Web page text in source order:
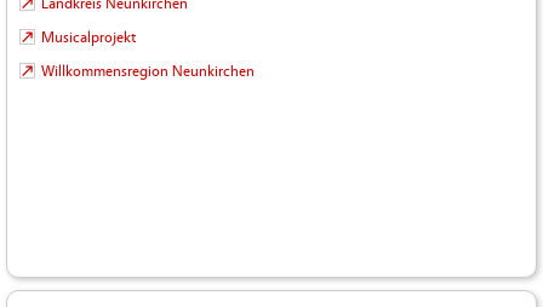
Musicalprojekt
Willkommensregion Neunkirchen